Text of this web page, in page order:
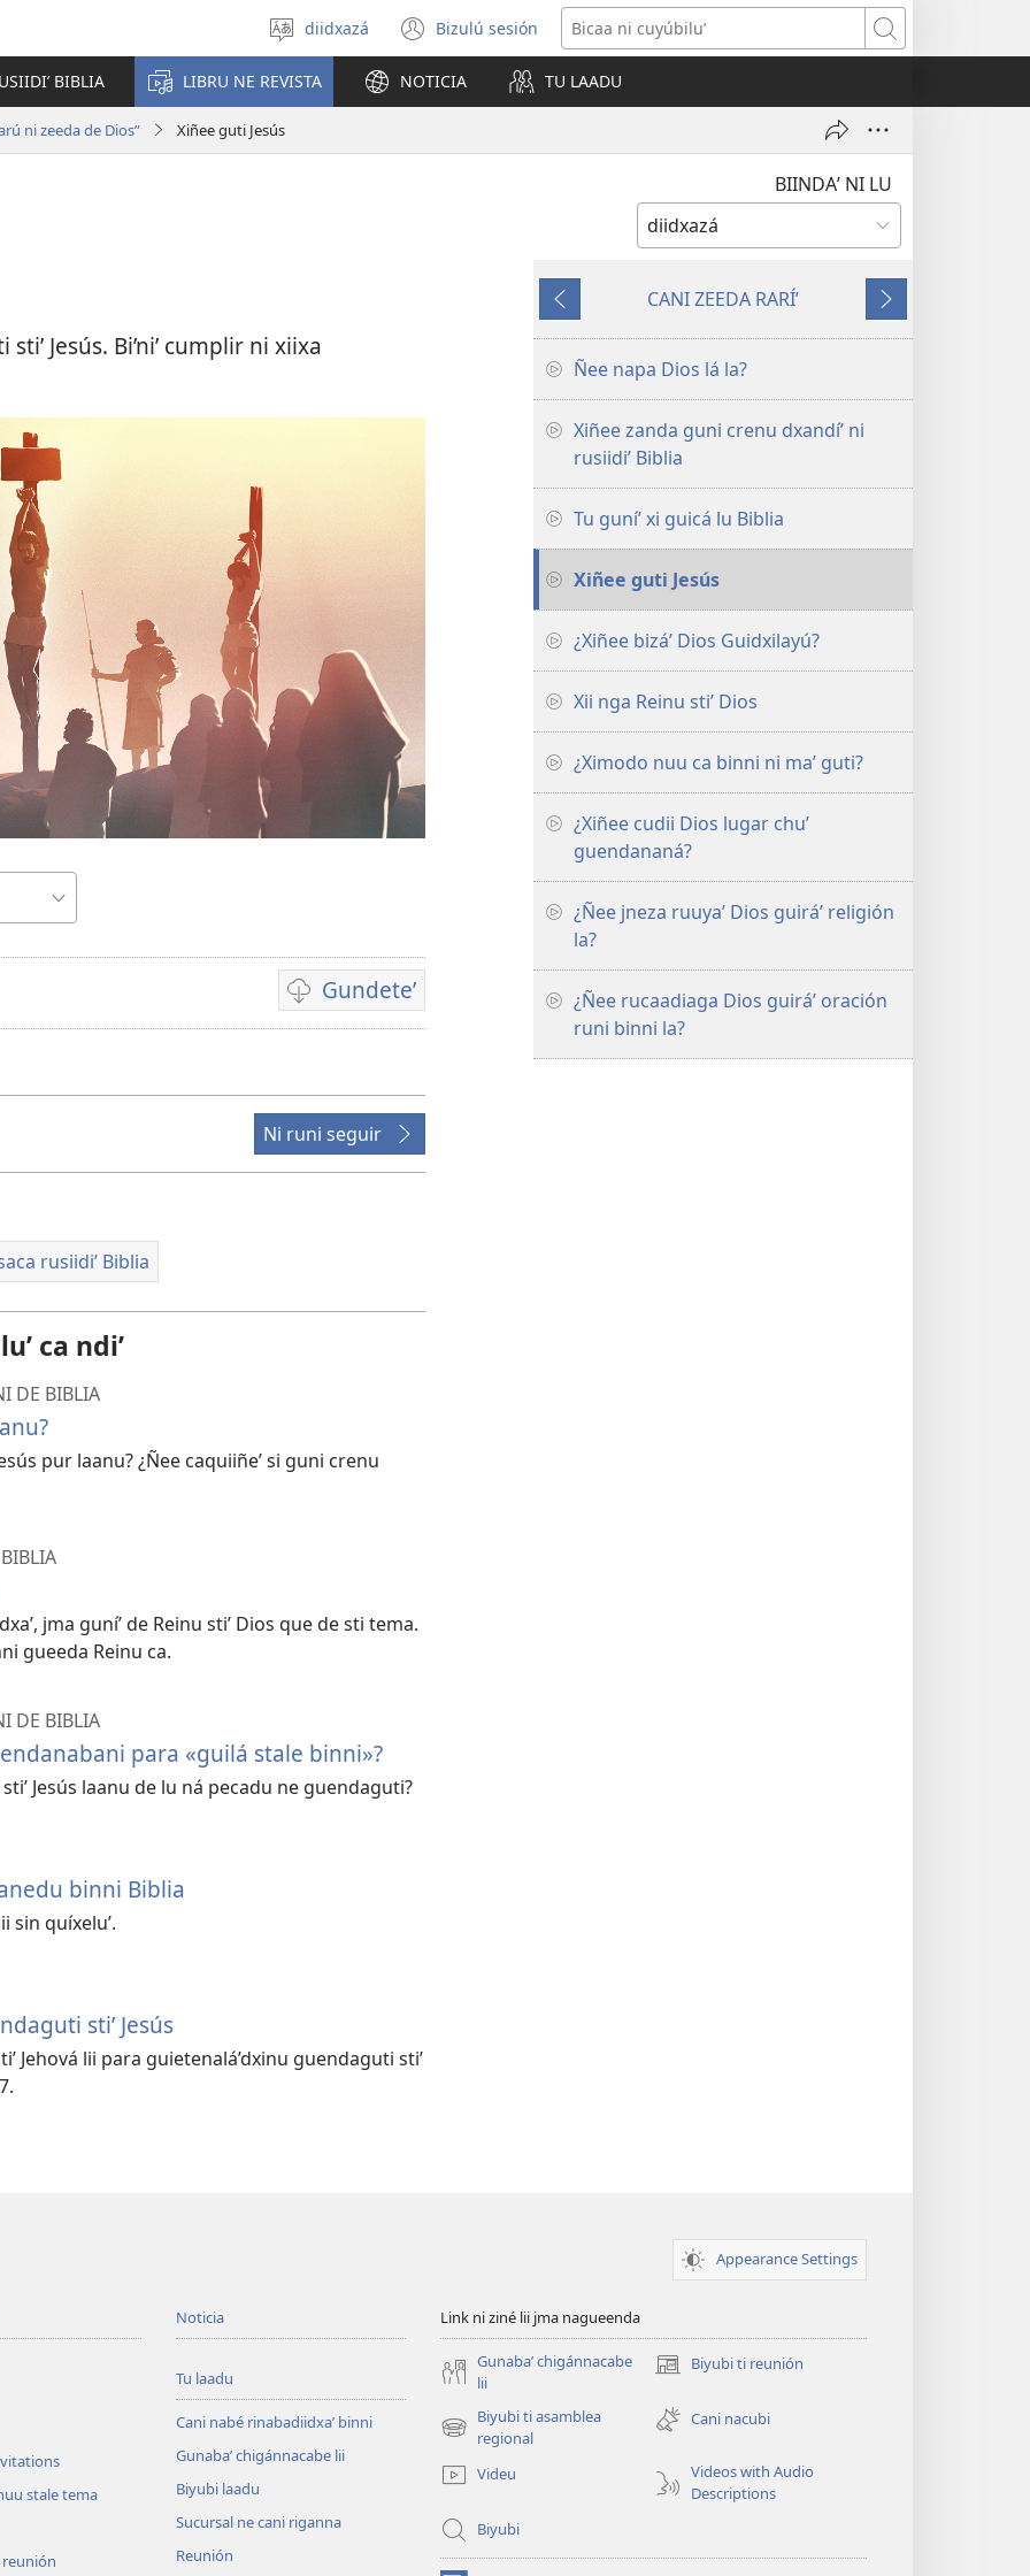
Gulí
ti
diidxaʼ
diidxazá Bizulú sesión
(opens
new
window)
Bicaa
ni
BIBLIA LIBRU NE REVISTA NOTICIA TU LAADU
ni zeeda de Dios” Xiñee guti Jesús
BIINDAʼ NI LU
Jesús. Bi’ni’ cumplir ni xiixa
Gundeteʼ
chupa
chonna
zanda
guni
descargarlu
Ni runi seguir
rusiidiʼ Biblia
ca ndiʼ
DE BIBLIA
pur laanu? ¿Ñee caquiiñeʼ si guni crenu
jma guníʼ de Reinu stiʼ Dios que de sti tema.
gueeda Reinu ca.
DE BIBLIA
para «guilá stale binni»?
Jesús laanu de lu ná pecadu ne guendaguti?
binni Biblia
sin quíxeluʼ.
sti’ Jesús
Jehová lii para guietenalá’dxinu guendaguti sti’
Ante
CANI ZEEDA RARÍʼ
Ni
runi
Ñee napa Dios lá la?
Xiñee zanda guni crenu dxandíʼ ni
rusiidiʼ Biblia
Tu guníʼ xi guicá lu Biblia
Xiñee guti Jesús
¿Xiñee bizáʼ Dios Guidxilayú?
Xii nga Reinu stiʼ Dios
¿Ximodo nuu ca binni ni maʼ guti?
¿Xiñee cudii Dios lugar chuʼ
guendananá?
¿Ñee jneza ruuyaʼ Dios guiráʼ religión
la?
¿Ñee rucaadiaga Dios guiráʼ oración
runi binni la?
Appearance Settings
stale tema
reunión
Noticia
Tu laadu
Cani nabé rinabadiidxaʼ binni
Gunabaʼ chigánnacabe lii
Biyubi laadu
Sucursal ne cani riganna
Reunión
Link ni ziné lii jma nagueenda
Gunabaʼ chigánnacabe
lii
Biyubi ti reunión
(opens
window)
Biyubi ti asamblea
regional
(opens
window)
Cani nacubi
Videu
Videos with Audio
Descriptions
Biyubi